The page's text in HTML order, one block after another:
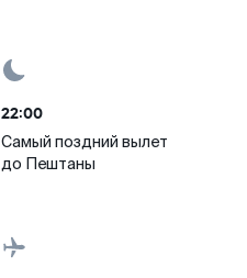
22:00
Самый поздний вылет
до Пештаны